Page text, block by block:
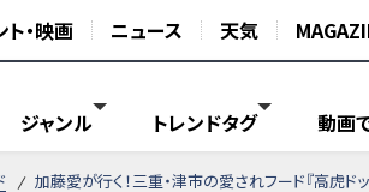
ト・映画 ニュース 天気
ジャンル トレンドタグ 動画
加藤愛が行く！三重・津市の愛されフード『高虎ド